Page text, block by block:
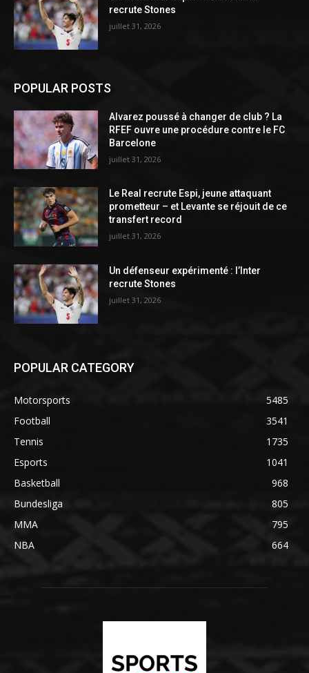
recrute Stones
juillet 31, 2026
POPULAR POSTS
Alvarez poussé à changer de club ? La
RFEF ouvre une procédure contre le FC
Barcelone
juillet 31, 2026
Le Real recrute Espi, jeune attaquant
prometteur – et Levante se réjouit de ce
transfert record
juillet 31, 2026
Un défenseur expérimenté : l’Inter
recrute Stones
juillet 31, 2026
POPULAR CATEGORY
Motorsports
5485
Football
3541
Tennis
1735
Esports
1041
Basketball
968
Bundesliga
805
MMA
795
NBA
664